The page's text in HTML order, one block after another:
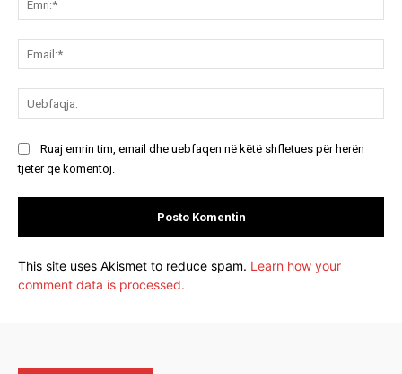
Ruaj emrin tim, email dhe uebfaqen në këtë shfletues për herën
tjetër që komentoj.
This site uses Akismet to reduce spam. Learn how your
comment data is processed.